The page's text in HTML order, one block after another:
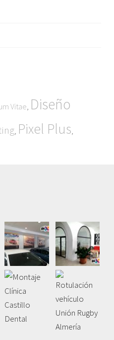
Vitae, Diseño
, Pixel Plus,